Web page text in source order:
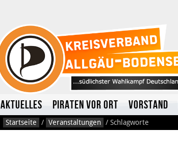
Aktuelles Piraten vor Ort Vorstand
Startseite / Veranstaltungen / Schlagworte